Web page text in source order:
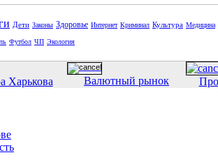
Дети Законы Здоровье Интернет Криминал Культура Медицина
Футбол ЧП Экология
Харькова Валютный рынок